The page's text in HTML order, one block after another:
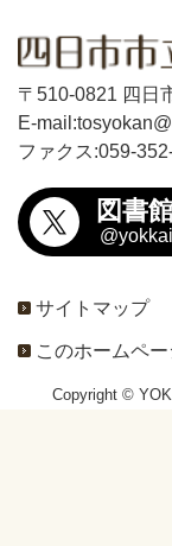
〒510-0821 四日
E-
ファクス:059-
図書
サイトマップ
このホームペ
Copyright ©